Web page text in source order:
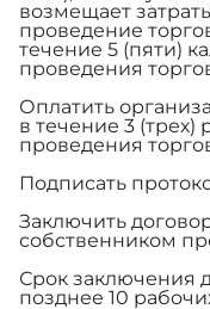
возмещает
проведение
течение 5 (пяти)
проведения
Оплатить
в течение 3 (трех)
проведения
Подписать
Заключить
собственником
Срок заключения
позднее 10